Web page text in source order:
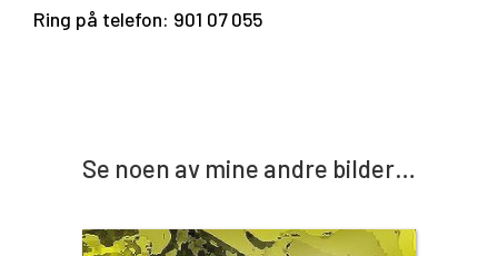
Ring på telefon: 901 07 055
Se noen av mine andre bilder…